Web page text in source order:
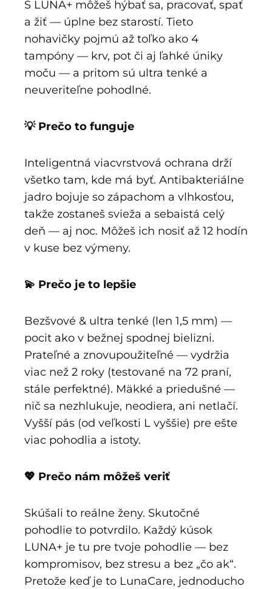
S LUNA+ môžeš hýbať sa, pracovať, spať
a žiť — úplne bez starostí. Tieto
nohavičky pojmú až toľko ako 4
tampóny — krv, pot či aj ľahké úniky
moču — a pritom sú ultra tenké a
neuveriteľne pohodlné.
💡 Prečo to funguje
Inteligentná viacvrstvová ochrana drží
všetko tam, kde má byť. Antibakteriálne
jadro bojuje so zápachom a vlhkosťou,
takže zostaneš svieža a sebaistá celý
deň — aj noc. Môžeš ich nosiť až 12 hodín
v kuse bez výmeny.
💫 Prečo je to lepšie
Bezšvové & ultra tenké (len 1,5 mm) —
pocit ako v bežnej spodnej bielizni.
Prateľné a znovupoužiteľné — vydržia
viac než 2 roky (testované na 72 praní,
stále perfektné). Mäkké a priedušné —
nič sa nezhlukuje, neodiera, ani netlačí.
Vyšší pás (od veľkosti L vyššie) pre ešte
viac pohodlia a istoty.
💖 Prečo nám môžeš veriť
Skúšali to reálne ženy. Skutočné
pohodlie to potvrdilo. Každý kúsok
LUNA+ je tu pre tvoje pohodlie — bez
kompromisov, bez stresu a bez „čo ak“.
Pretože keď je to LunaCare, jednoducho